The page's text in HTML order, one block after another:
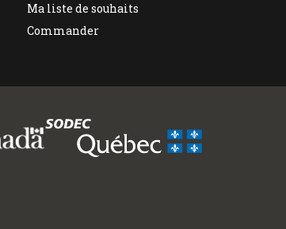
Ma liste de souhaits
Commander